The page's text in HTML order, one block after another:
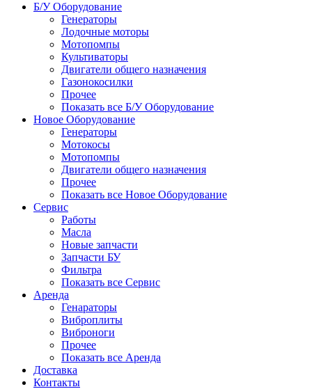
Б/У Оборудование
Генераторы
Лодочные моторы
Мотопомпы
Культиваторы
Двигатели общего назначения
Газонокосилки
Прочее
Показать все Б/У Оборудование
Новое Оборудование
Генераторы
Мотокосы
Мотопомпы
Двигатели общего назначения
Прочее
Показать все Новое Оборудование
Сервис
Работы
Масла
Новые запчасти
Запчасти БУ
Фильтра
Показать все Сервис
Аренда
Генараторы
Виброплиты
Виброноги
Прочее
Показать все Аренда
Доставка
Контакты